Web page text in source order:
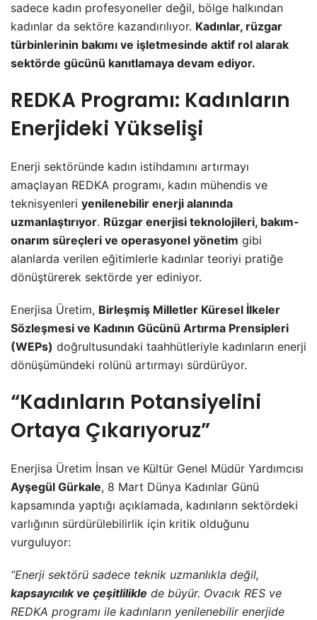
sadece kadın profesyoneller değil, bölge halkından
kadınlar da sektöre kazandırılıyor. Kadınlar, rüzgar
türbinlerinin bakımı ve işletmesinde aktif rol alarak
sektörde gücünü kanıtlamaya devam ediyor.
REDKA Programı: Kadınların
Enerjideki Yükselişi
Enerji sektöründe kadın istihdamını artırmayı
amaçlayan REDKA programı, kadın mühendis ve
teknisyenleri yenilenebilir enerji alanında
uzmanlaştırıyor. Rüzgar enerjisi teknolojileri, bakım-
onarım süreçleri ve operasyonel yönetim gibi
alanlarda verilen eğitimlerle kadınlar teoriyi pratiğe
dönüştürerek sektörde yer ediniyor.
Enerjisa Üretim, Birleşmiş Milletler Küresel İlkeler
Sözleşmesi ve Kadının Gücünü Artırma Prensipleri
(WEPs) doğrultusundaki taahhütleriyle kadınların enerji
dönüşümündeki rolünü artırmayı sürdürüyor.
“Kadınların Potansiyelini
Ortaya Çıkarıyoruz”
Enerjisa Üretim İnsan ve Kültür Genel Müdür Yardımcısı
Ayşegül Gürkale, 8 Mart Dünya Kadınlar Günü
kapsamında yaptığı açıklamada, kadınların sektördeki
varlığının sürdürülebilirlik için kritik olduğunu
vurguluyor:
“Enerji sektörü sadece teknik uzmanlıkla değil,
kapsayıcılık ve çeşitlilikle de büyür. Ovacık RES ve
REDKA programı ile kadınların yenilenebilir enerjide